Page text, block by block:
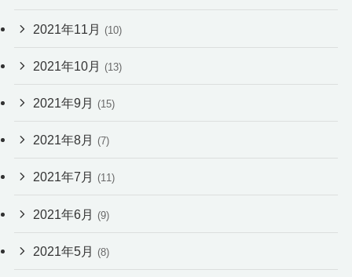
2021年11月 (10)
2021年10月 (13)
2021年9月 (15)
2021年8月 (7)
2021年7月 (11)
2021年6月 (9)
2021年5月 (8)